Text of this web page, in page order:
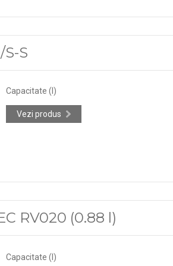
S
Capacitate (l)
Vezi produs
RV020 (0.88 l)
Capacitate (l)